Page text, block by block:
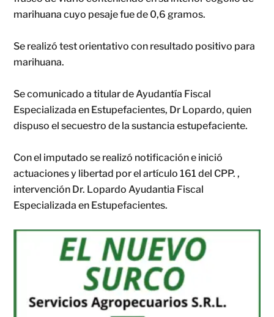
marihuana cuyo pesaje fue de 0,6 gramos.
Se realizó test orientativo con resultado positivo para
marihuana.
Se comunicado a titular de Ayudantía Fiscal
Especializada en Estupefacientes, Dr Lopardo, quien
dispuso el secuestro de la sustancia estupefaciente.
Con el imputado se realizó notificación e inició
actuaciones y libertad por el artículo 161 del CPP. ,
intervención Dr. Lopardo Ayudantia Fiscal
Especializada en Estupefacientes.